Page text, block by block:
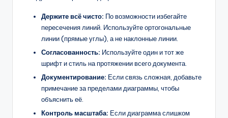
Держите всё чисто: По возможности избегайте
пересечения линий. Используйте ортогональные
линии (прямые углы), а не наклонные линии.
Согласованность: Используйте один и тот же
шрифт и стиль на протяжении всего документа.
Документирование: Если связь сложная, добавьте
примечание за пределами диаграммы, чтобы
объяснить её.
Контроль масштаба: Если диаграмма слишком